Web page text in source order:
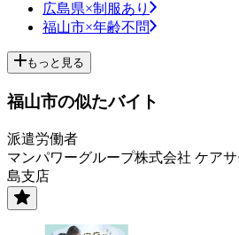
広島県×制服あり
福山市×年齢不問
もっと見る
福山市の似たバイト
派遣労働者
マンパワーグループ株式会社 ケア
島支店